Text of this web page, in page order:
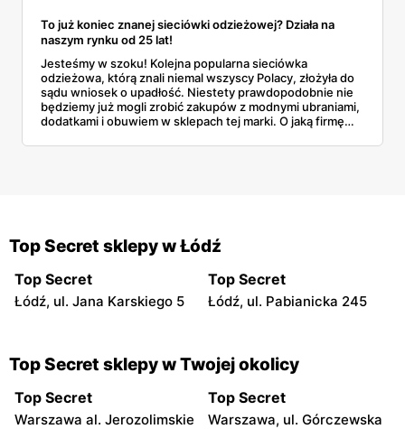
To już koniec znanej sieciówki odzieżowej? Działa na
naszym rynku od 25 lat!
Jesteśmy w szoku! Kolejna popularna sieciówka
odzieżowa, którą znali niemal wszyscy Polacy, złożyła do
sądu wniosek o upadłość. Niestety prawdopodobnie nie
będziemy już mogli zrobić zakupów z modnymi ubraniami,
dodatkami i obuwiem w sklepach tej marki. O jaką firmę
świetności?
Top Secret sklepy w Łódź
Top Secret
Łódź, ul. Jana Karskiego 5
Top Secret
Łódź, ul. Pabianicka 245
Top Secret sklepy w Twojej okolicy
Top Secret
Warszawa al. Jerozolimskie
Top Secret
Warszawa, ul. Górczewska